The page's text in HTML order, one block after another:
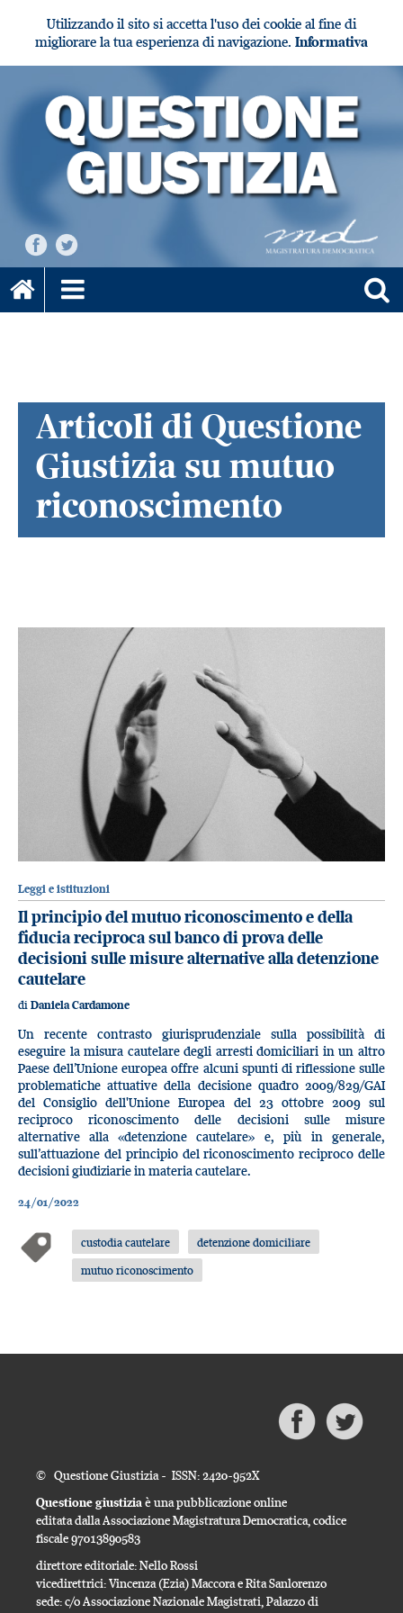
Utilizzando il sito si accetta l'uso dei cookie al fine di
migliorare la tua esperienza di navigazione. Informativa
Articoli di Questione
Giustizia su mutuo
riconoscimento
Leggi e istituzioni
Il principio del mutuo riconoscimento e della
fiducia reciproca sul banco di prova delle
decisioni sulle misure alternative alla detenzione
cautelare
di Daniela Cardamone
Un recente contrasto giurisprudenziale sulla possibilità di
eseguire la misura cautelare degli arresti domiciliari in un altro
Paese dell’Unione europea offre alcuni spunti di riflessione sulle
problematiche attuative della decisione quadro 2009/829/GAI
del Consiglio dell'Unione Europea del 23 ottobre 2009 sul
reciproco riconoscimento delle decisioni sulle misure
alternative alla «detenzione cautelare» e, più in generale,
sull’attuazione del principio del riconoscimento reciproco delle
decisioni giudiziarie in materia cautelare.
24/01/2022
custodia cautelare
detenzione domiciliare
mutuo riconoscimento
© Questione Giustizia - ISSN: 2420-952X
Questione giustiziaè una pubblicazione online
editata dalla Associazione Magistratura Democratica, codice
fiscale 97013890583
direttore editoriale: Nello Rossi
vicedirettrici: Vincenza (Ezia) Maccora e Rita Sanlorenzo
sede: c/o Associazione Nazionale Magistrati, Palazzo di